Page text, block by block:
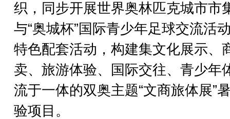
织，同步开展世界奥林匹克城市市
与“奥城杯”国际青少年足球交流活
特色配套活动，构建集文化展示、
卖、旅游体验、国际交往、青少年
流于一体的双奥主题“文商旅体展”
验项目。